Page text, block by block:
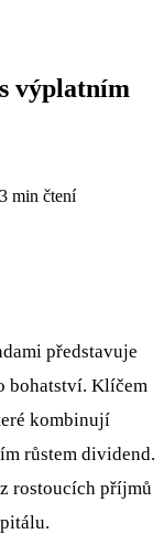
výplatním
3 min čtení
představuje
bohatství. Klíčem
kombinují
růstem dividend.
rostoucích příjmů